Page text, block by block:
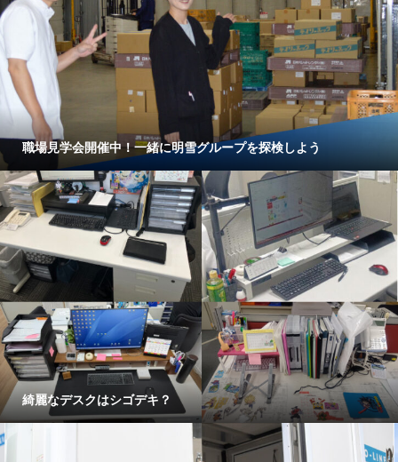
職場見学会開催中！一緒に明雪グループを探検しよう
綺麗なデスクはシゴデキ？